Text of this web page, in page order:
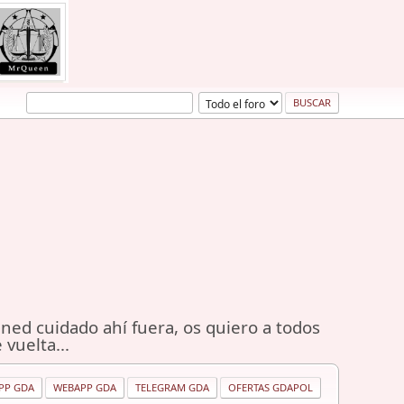
cuidado ahí fuera, os quiero a todos
vuelta...
GDA WEBAPP GDA TELEGRAM GDA OFERTAS GDAPOL